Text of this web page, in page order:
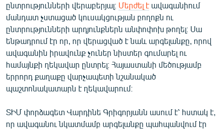
«Ազատության» բոլոր կայքերը
ընտրությունների վերաբերյալ։ Մերժել էավագանիում
մանդատ չստացած կուսակցության բողոքն ու
ընտրությունների արդյունքներն անփոփոխ թողել։ Սա
ենթադրում էր որ, որ վերացված է նաև արգելանքը, որով
ավագանին իրավունք չուներ նիստեր գումարել ու
համայնքի ղեկավար ընտրել։ Հայաստանի մեծությամբ
երրորդ քաղաքը վարչապետի նշանակած
պաշտոնակատարն է ղեկավարում։
ՏԻՄ փորձագետ Վարդինե Գրիգորյանն ասում է՝ հստակ է,
որ ավագանու նկատմամբ արգելանքը պահպանվում էր